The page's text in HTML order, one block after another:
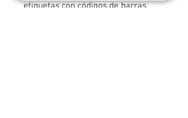
etiquetas con códigos de barras,